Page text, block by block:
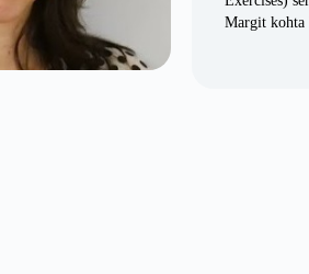
Margit kohta